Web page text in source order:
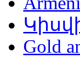
Gold